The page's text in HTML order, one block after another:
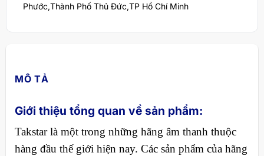
Phước,Thành Phố Thủ Đức,TP Hồ Chí Minh
MÔ TẢ
Giới thiệu tổng quan về sản phẩm:
Takstar là một trong những hãng âm thanh thuộc
hàng đầu thế giới hiện nay. Các sản phẩm của hãng